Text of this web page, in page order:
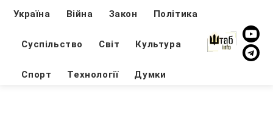
Україна Війна Закон Політика
Суспільство Світ Культура
Спорт Технології Думки